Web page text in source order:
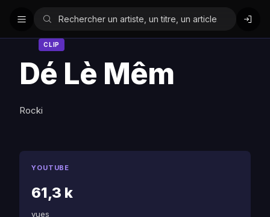
CLIP
Dé Lè Mêm
Rocki
YOUTUBE
61,3 k
vues